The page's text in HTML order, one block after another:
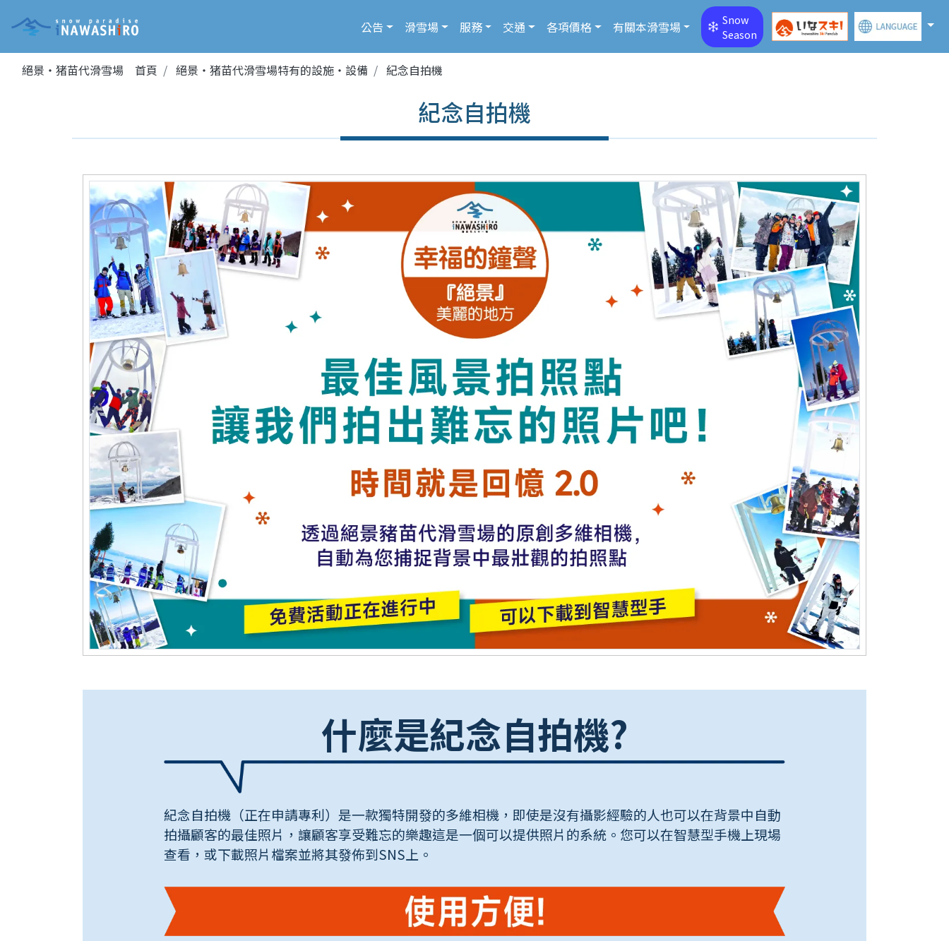
公告 滑雪場 服務 交通 各項價格 有關本滑雪場
Snow
Season
絕景・猪苗代滑雪場 首頁 絕景・猪苗代滑雪場特有的設施・設備 紀念自拍機
紀念自拍機
什麼是紀念自拍機?
紀念自拍機（正在申請專利）是一款獨特開發的多維相機，即使是沒有攝影經驗的人也可以在背景中自動
拍攝顧客的最佳照片，讓顧客享受難忘的樂趣這是一個可以提供照片的系統。您可以在智慧型手機上現場
查看，或下載照片檔案並將其發佈到SNS上。